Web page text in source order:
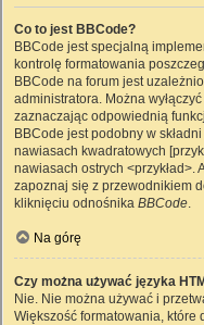
Co to jest BBCode?
BBCode jest specjalną
kontrolę formatowania
BBCode na forum jest
administratora. Można
zaznaczając odpowiednią
BBCode jest podobny w
nawiasach kwadratowych
nawiasach ostrych <przykład>.
zapoznaj się z przewodnikiem
kliknięciu odnośnika BBCode.
Na górę
Czy można używać języka
Nie. Nie można używać i
Większość formatowania, które